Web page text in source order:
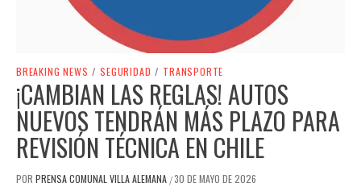
BREAKING NEWS / SEGURIDAD / TRANSPORTE
¡CAMBIAN LAS REGLAS! AUTOS
NUEVOS TENDRÁN MÁS PLAZO PARA
REVISIÓN TÉCNICA EN CHILE
POR PRENSA COMUNAL VILLA ALEMANA /30 DE MAYO DE 2026